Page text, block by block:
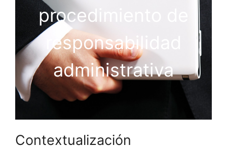
procedimiento de
responsabilidad
administrativa
Contextualización